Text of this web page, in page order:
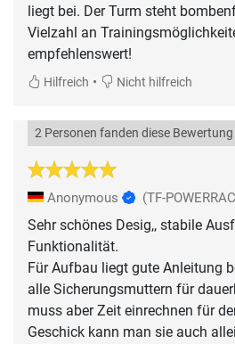
liegt bei. Der Turm steht
Vielzahl an
empfehlenswert!
Hilfreich • Nicht hilfreich
2 Personen fanden diese
Anonymous (TF-
Sehr schönes Desig,, stabile
Funktionalität.
Für Aufbau liegt gute Anleitung
alle Sicherungsmuttern für
muss aber Zeit einrechnen für
Geschick kann man sie auch